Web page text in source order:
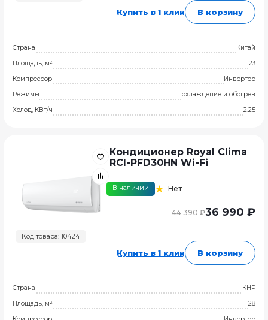
Купить в 1 клик В корзину
Страна
Китай
Площадь, м²
23
Компрессор
Инвертор
Режимы
охлаждение и обогрев
Холод, КВт/ч
2.25
Код товара: 10424
Кондиционер Royal Clima
RCI-PFD30HN Wi-Fi
В наличии Нет
44 390 ₽36 990 ₽
Купить в 1 клик В корзину
Страна
КНР
Площадь, м²
28